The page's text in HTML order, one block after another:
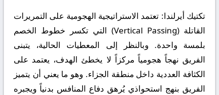
تكتيك أيرلندا: تعتمد الاستراتيجية الهجومية على التمريرات
القاتلة (Vertical Passing) التي تكسر خطوط الخصم
بلمسة واحدة. وبالنظر إلى المعطيات الحالية، يتبنى
الفريق نهجاً هجومياً مركزاً لا يخطئ الهدف، يعتمد على
الكثافة العددية داخل منطقة الجزاء. وهو ما يعني أن يتميز
الفريق بنهج استحواذي يُرهق دفاع المنافس بدنياً ويجبره